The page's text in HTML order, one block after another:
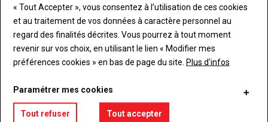
VOUS AIMEREZ AUSSI
« Tout Accepter », vous consentez à l’utilisation de ces cookies
et au traitement de vos données à caractère personnel au
regard des finalités décrites. Vous pourrez à tout moment
revenir sur vos choix, en utilisant le lien « Modifier mes
préférences cookies » en bas de page du site. Plus d'infos
Paramétrer mes cookies
Tout refuser Tout accepter